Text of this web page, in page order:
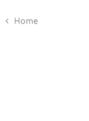
Home